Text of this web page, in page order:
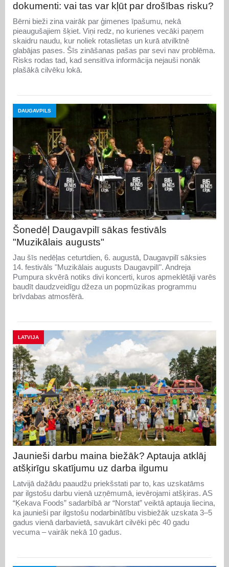
dokumenti: vai tas var kļūt par drošības risku?
Bērni bieži zina vairāk par ģimenes īpašumu, nekā
pieaugušajiem šķiet. Viņi redz, no kurienes vecāki paņem
skaidru naudu, kur noliek rotaslietas un kurā atvilktnē
glabājas pases. Šīs zināšanas pašas par sevi nav problēma.
Risks rodas tad, kad sensitīva informācija nejauši nonāk
plašākā cilvēku lokā.
DAUGAVPILS
Šonedēļ Daugavpilī sākas festivāls
"Muzikālais augusts"
Jau šīs nedēļas ceturtdien, 6. augustā, Daugavpilī sāksies
14. festivāls "Muzikālais augusts Daugavpilī". Andreja
Pumpura skvērā notiks divi koncerti, kuros apmeklētāji varēs
baudīt daudzveidīgu džeza un popmūzikas programmu
brīvdabas atmosfērā.
LATVIJA
Jaunieši darbu maina biežāk? Aptauja atklāj
atšķirīgu skatījumu uz darba ilgumu
Latvijā dažādu paaudžu priekšstati par to, kas uzskatāms
par ilgstošu darbu vienā uzņēmumā, ievērojami atšķiras. AS
“Ķekava Foods” sadarbībā ar “Norstat” veiktā aptauja liecina,
ka jaunieši par ilgstošu nodarbinātību visbiežāk uzskata 3–5
gadus vienā darbavietā, savukārt cilvēki pēc 40 gadu
vecuma – vairāk nekā 10 gadus.